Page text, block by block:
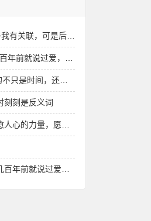
是你，都说地球是个圆，为何兜兜转转却走不到原点
悔，与你爱过。茕茕孑立，且看我对酒当歌，与影对酌。
时间，还有曾经的我
刻刻是反义词
愿也将丑陋的人性一起泯灭吧！
过爱你，只是你忘了，我也记不起。 走过路过没遇过，回头转头还是错。你我不曾感受过，相撞在街口，相撞在街口。